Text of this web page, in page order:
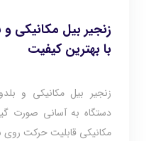
زنجیر بیل مکانیکی
با بهترین کیفیت
زنجیر بیل مکانیکی و
دستگاه به آسانی صورت
مکانیکی قابلیت حرکت